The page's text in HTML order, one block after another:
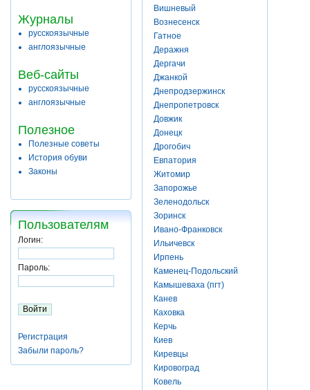
Журналы
русскоязычные
англоязычные
Веб-сайты
русскоязычные
англоязычные
Полезное
Полезные советы
История обуви
Законы
Пользователям
Логин:
Пароль:
Регистрация
Забыли пароль?
Вишневый
Вознесенск
Гатное
Деражня
Дергачи
Джанкой
Днепродзержинск
Днепропетровск
Довжик
Донецк
Дрогобич
Евпатория
Житомир
Запорожье
Зеленодольск
Зоринск
Ивано-Франковск
Ильичевск
Ирпень
Каменец-Подольский
Камышеваха (пгт)
Канев
Каховка
Керчь
Киев
Киревцы
Кировоград
Ковель